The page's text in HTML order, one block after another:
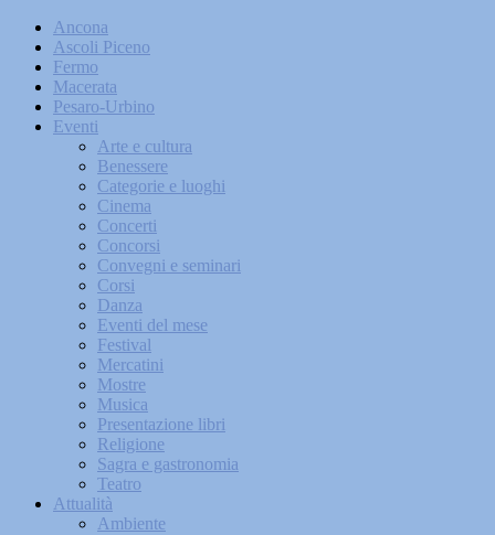
Ancona
Ascoli Piceno
Fermo
Macerata
Pesaro-Urbino
Eventi
Arte e cultura
Benessere
Categorie e luoghi
Cinema
Concerti
Concorsi
Convegni e seminari
Corsi
Danza
Eventi del mese
Festival
Mercatini
Mostre
Musica
Presentazione libri
Religione
Sagra e gastronomia
Teatro
Attualità
Ambiente